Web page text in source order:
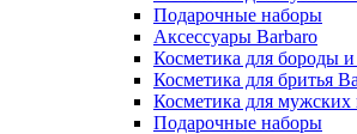
Подарочные наборы
Аксессуары Barbaro
Косметика для бороды и
Косметика для бритья
Косметика для мужских
Подарочные наборы